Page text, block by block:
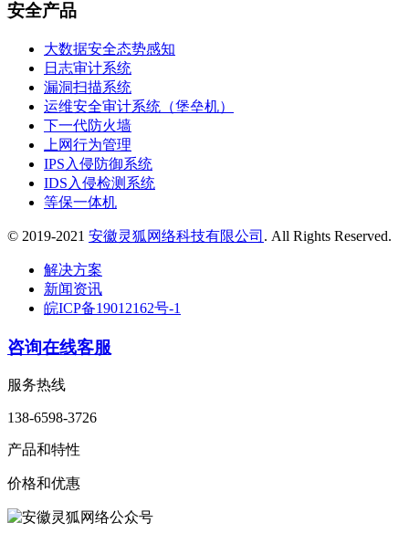
安全产品
大数据安全态势感知
日志审计系统
漏洞扫描系统
运维安全审计系统（堡垒机）
下一代防火墙
上网行为管理
IPS入侵防御系统
IDS入侵检测系统
等保一体机
© 2019-2021 安徽灵狐网络科技有限公司 . All Rights Reserved.
解决方案
新闻资讯
皖ICP备19012162号-1
咨询在线客服
服务热线
138-6598-3726
产品和特性
价格和优惠